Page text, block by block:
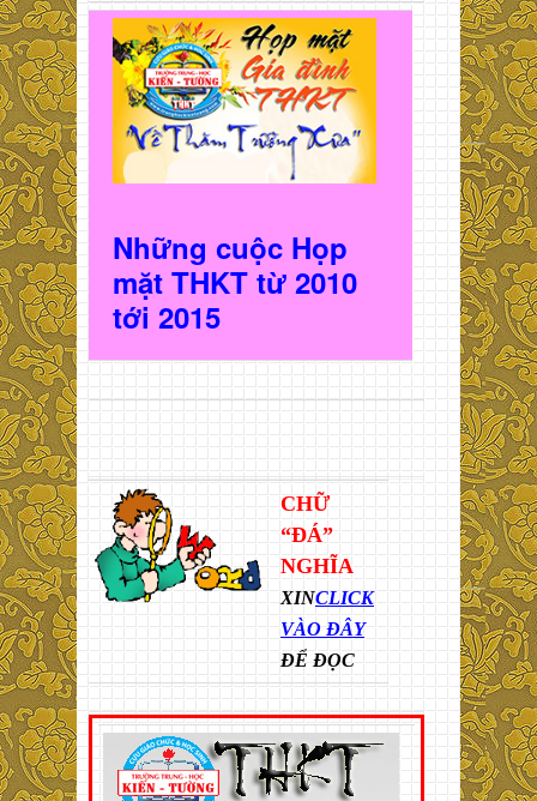
Những cuộc Họp
mặt THKT từ 2010
tới 2015
CHỮ
“ĐÁ”
NGHĨA
XINCLICK
VÀO ĐÂY
ĐỂ ĐỌC